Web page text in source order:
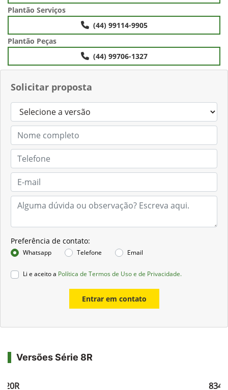
Solicitar proposta
Preferência de contato:
Whatsapp Telefone Email
Li e aceito a Política de Termos de Uso e de Privacidade.
Entrar em contato
Plantão Serviços
(44) 99114-9905
Plantão Peças
(44) 99706-1327
Versões Série 8R